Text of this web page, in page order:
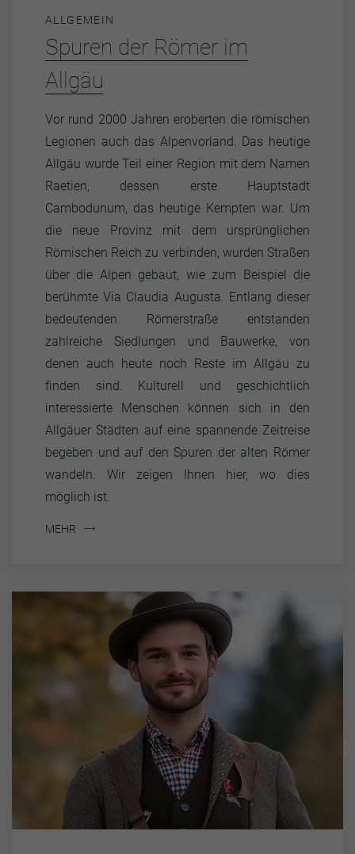
ALLGEMEIN
Spuren der Römer im
Allgäu
Vor rund 2000 Jahren eroberten die römischen
Legionen auch das Alpenvorland. Das heutige
Allgäu wurde Teil einer Region mit dem Namen
Raetien, dessen erste Hauptstadt
Cambodunum, das heutige Kempten war. Um
die neue Provinz mit dem ursprünglichen
Römischen Reich zu verbinden, wurden Straßen
über die Alpen gebaut, wie zum Beispiel die
berühmte Via Claudia Augusta. Entlang dieser
bedeutenden Römerstraße entstanden
zahlreiche Siedlungen und Bauwerke, von
denen auch heute noch Reste im Allgäu zu
finden sind. Kulturell und geschichtlich
interessierte Menschen können sich in den
Allgäuer Städten auf eine spannende Zeitreise
begeben und auf den Spuren der alten Römer
wandeln. Wir zeigen Ihnen hier, wo dies
möglich ist.
MEHR